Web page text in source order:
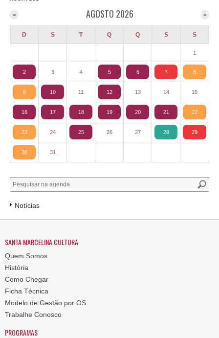
AGOSTO 2026 >
<
D S T Q Q S S
1
2 3 4 5 6 7 8
9 10 11 12 13 14 15
16 17 18 19 20 21 22
23 24 25 26 27 28 29
30 31
Notícias
SANTA MARCELINA CULTURA
Quem Somos
História
Como Chegar
Ficha Técnica
Modelo de Gestão por OS
Trabalhe Conosco
PROGRAMAS